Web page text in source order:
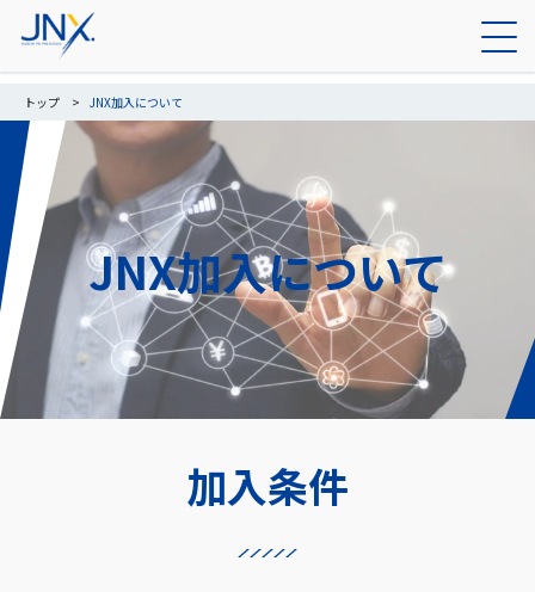
トップ JNX加入について
JNX加入について
加入条件